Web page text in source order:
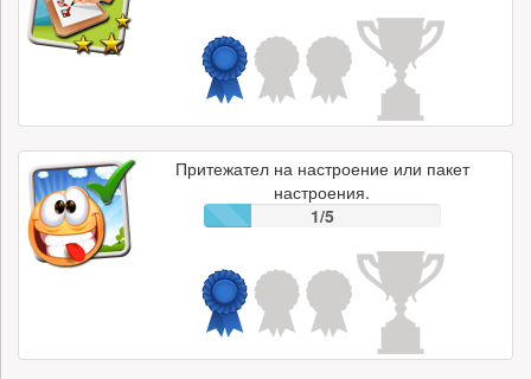
Притежател на настроение или пакет
настроения.
1/5